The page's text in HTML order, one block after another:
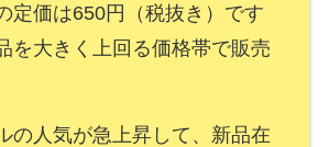
定価は650円（税抜き）です
を大きく上回る価格帯で販売
の人気が急上昇して、新品在